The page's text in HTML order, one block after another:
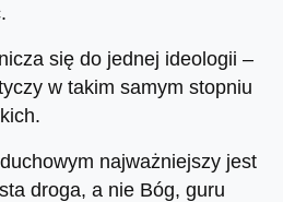
się do jednej ideologii –
w takim samym stopniu
najważniejszy jest
droga, a nie Bóg, guru